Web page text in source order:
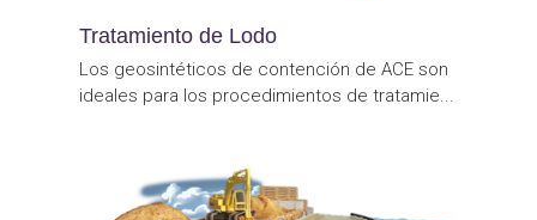
Tratamiento de Lodo
Los geosintéticos de contención de ACE son
ideales para los procedimientos de tratamie...